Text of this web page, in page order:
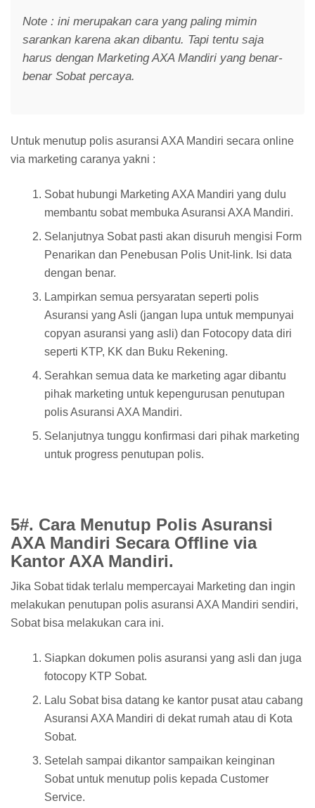
Note : ini merupakan cara yang paling mimin
sarankan karena akan dibantu. Tapi tentu saja
harus dengan Marketing AXA Mandiri yang benar-
benar Sobat percaya.
Untuk menutup polis asuransi AXA Mandiri secara online
via marketing caranya yakni :
Sobat hubungi Marketing AXA Mandiri yang dulu
membantu sobat membuka Asuransi AXA Mandiri.
Selanjutnya Sobat pasti akan disuruh mengisi Form
Penarikan dan Penebusan Polis Unit-link. Isi data
dengan benar.
Lampirkan semua persyaratan seperti polis
Asuransi yang Asli (jangan lupa untuk mempunyai
copyan asuransi yang asli) dan Fotocopy data diri
seperti KTP, KK dan Buku Rekening.
Serahkan semua data ke marketing agar dibantu
pihak marketing untuk kepengurusan penutupan
polis Asuransi AXA Mandiri.
Selanjutnya tunggu konfirmasi dari pihak marketing
untuk progress penutupan polis.
5#. Cara Menutup Polis Asuransi
AXA Mandiri Secara Offline via
Kantor AXA Mandiri.
Jika Sobat tidak terlalu mempercayai Marketing dan ingin
melakukan penutupan polis asuransi AXA Mandiri sendiri,
Sobat bisa melakukan cara ini.
Siapkan dokumen polis asuransi yang asli dan juga
fotocopy KTP Sobat.
Lalu Sobat bisa datang ke kantor pusat atau cabang
Asuransi AXA Mandiri di dekat rumah atau di Kota
Sobat.
Setelah sampai dikantor sampaikan keinginan
Sobat untuk menutup polis kepada Customer
Service.